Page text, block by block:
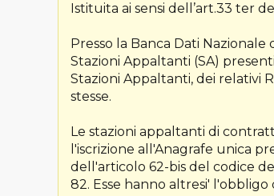
Istituita ai sensi dell’art.33 ter
Presso la Banca Dati
Stazioni Appaltanti (SA)
Stazioni Appaltanti, dei relativi
stesse.
Le stazioni appaltanti di
l'iscrizione all'Anagrafe unica
dell'articolo 62-bis del codice
82. Esse hanno altresi'